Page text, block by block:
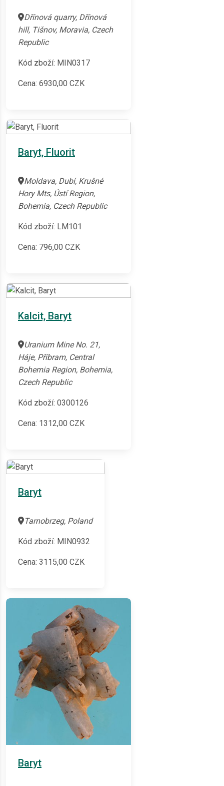
Dřínová quarry, Dřínová
hill, Tišnov, Moravia, Czech
Republic
Kód zboží: MIN0317
Cena: 6930,00 CZK
Baryt, Fluorit
Moldava, Dubí, Krušné
Hory Mts, Ústí Region,
Bohemia, Czech Republic
Kód zboží: LM101
Cena: 796,00 CZK
Kalcit, Baryt
Uranium Mine No. 21,
Háje, Příbram, Central
Bohemia Region, Bohemia,
Czech Republic
Kód zboží: 0300126
Cena: 1312,00 CZK
Baryt
Tarnobrzeg, Poland
Kód zboží: MIN0932
Cena: 3115,00 CZK
Baryt